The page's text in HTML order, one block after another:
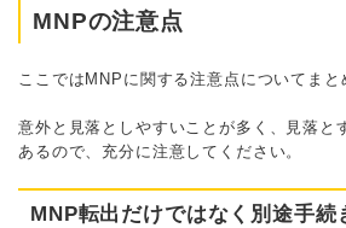
MNPの注意点
ここではMNPに関する注意点についてまと
意外と見落としやすいことが多く、見落と
あるので、充分に注意してください。
MNP転出だけではなく別途手続